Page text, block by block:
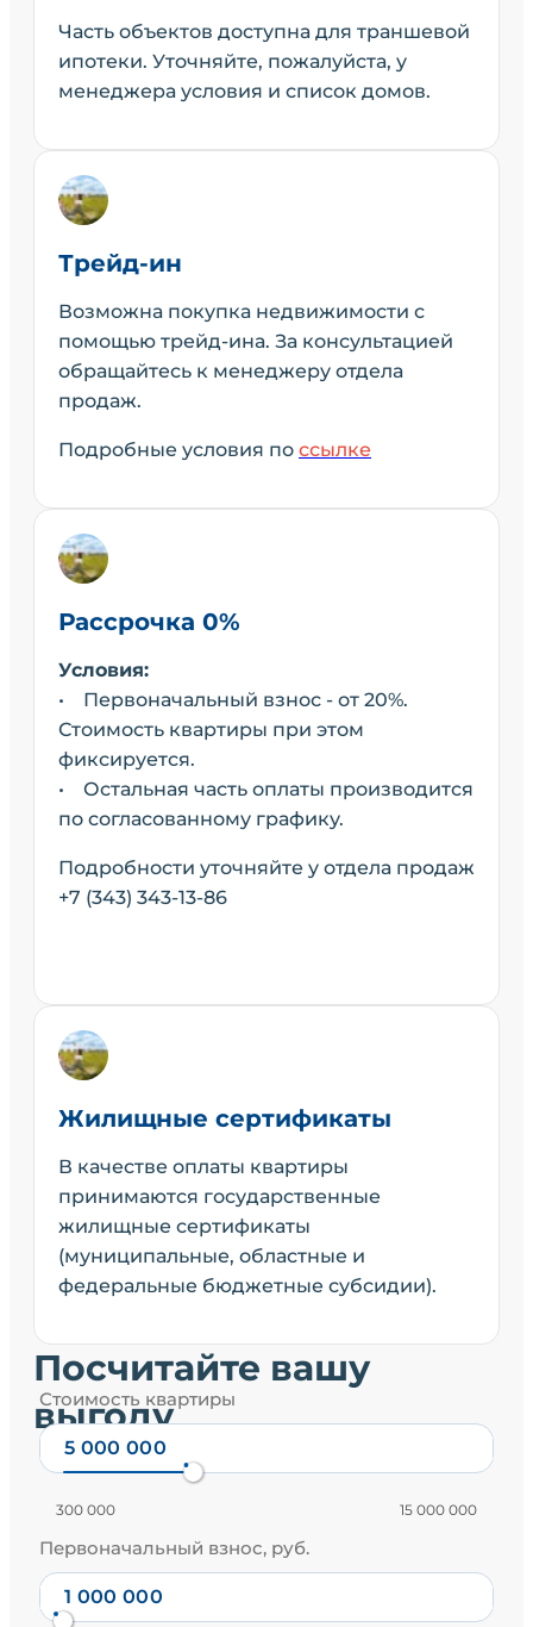
Часть объектов доступна для траншевой
ипотеки. Уточняйте, пожалуйста, у
менеджера условия и список домов.
Трейд-ин
Возможна покупка недвижимости с
помощью трейд-ина. За консультацией
обращайтесь к менеджеру отдела
продаж.
Подробные условия по ссылке
Рассрочка 0%
Условия:
• Первоначальный взнос - от 20%.
Стоимость квартиры при этом
фиксируется.
• Остальная часть оплаты производится
по согласованному графику.
Подробности уточняйте у отдела продаж
+7 (343) 343-13-86
Жилищные сертификаты
В качестве оплаты квартиры
принимаются государственные
жилищные сертификаты
(муниципальные, областные и
федеральные бюджетные субсидии).
Посчитайте вашу
выгоду
Стоимость квартиры
300 000 15 000 000
Первоначальный взнос, руб.